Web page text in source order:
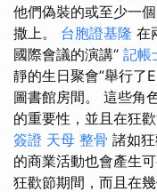
他們偽裝的或至少一
撒上。 台胞證基隆 在
國際會議的演講“ 記帳
靜的生日聚會”舉行了
圖書館房間。 這些角
的重要性，並且在狂
簽證 天母 整骨 諸如
的商業活動也會產生
狂歡節期間，而且在